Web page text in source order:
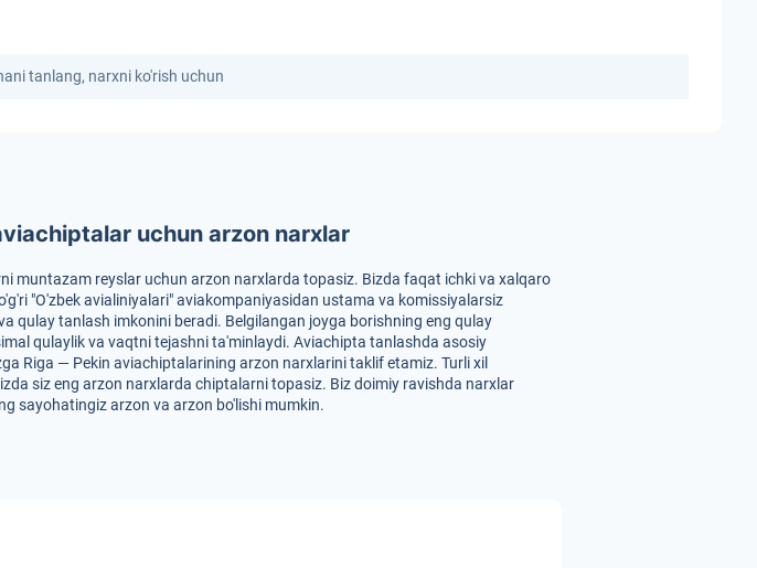
tanlang, narxni ko'rish uchun
uchun arzon narxlar
muntazam reyslar uchun arzon narxlarda topasiz. Bizda faqat ichki va xalqaro
"O'zbek avialiniyalari" aviakompaniyasidan ustama va komissiyalarsiz
qulay tanlash imkonini beradi. Belgilangan joyga borishning eng qulay
qulaylik va vaqtni tejashni ta'minlaydi. Aviachipta tanlashda asosiy
Riga — Pekin aviachiptalarining arzon narxlarini taklif etamiz. Turli xil
siz eng arzon narxlarda chiptalarni topasiz. Biz doimiy ravishda narxlar
sayohatingiz arzon va arzon bo'lishi mumkin.